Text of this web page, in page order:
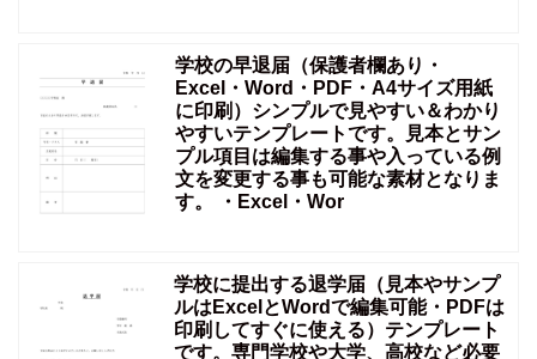
学校の早退届（保護者欄あり・
Excel・Word・PDF・A4サイズ用紙
に印刷）シンプルで見やすい＆わかり
やすいテンプレートです。見本とサン
プル項目は編集する事や入っている例
文を変更する事も可能な素材となりま
す。 ・Excel・Wor
学校に提出する退学届（見本やサンプ
ルはExcelとWordで編集可能・PDFは
印刷してすぐに使える）テンプレート
です。専門学校や大学、高校など必要